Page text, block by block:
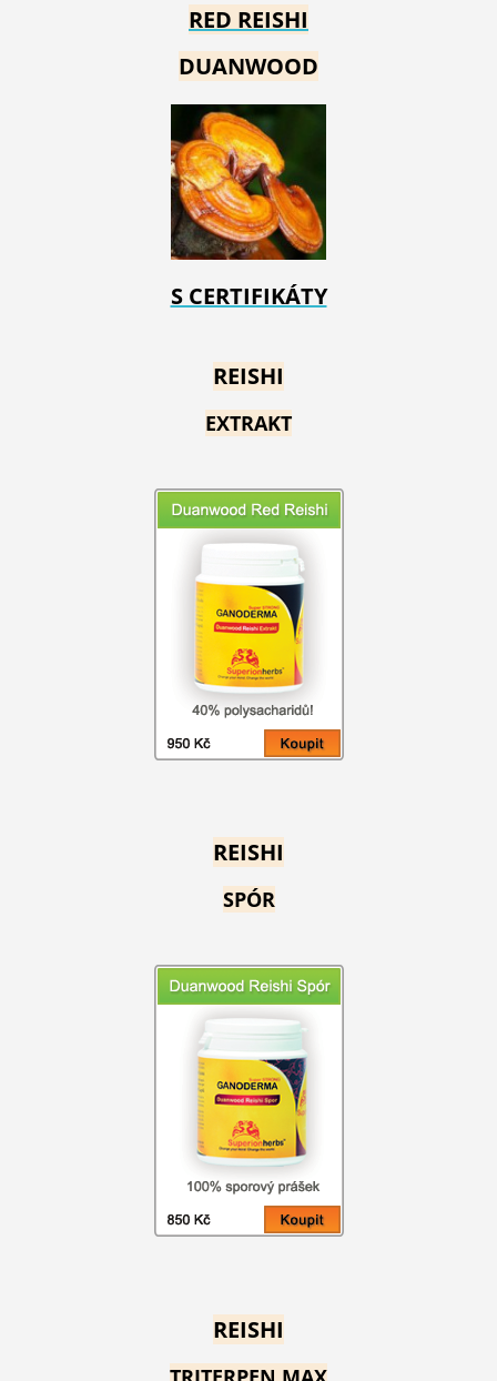
RED REISHI
DUANWOOD
S CERTIFIKÁTY
REISHI
EXTRAKT
REISHI
SPÓR
REISHI